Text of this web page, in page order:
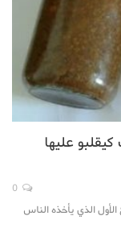
عليها
الذي يأخذه الناس